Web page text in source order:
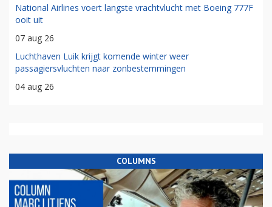
National Airlines voert langste vrachtvlucht met Boeing 777F
ooit uit
07 aug 26
Luchthaven Luik krijgt komende winter weer
passagiersvluchten naar zonbestemmingen
04 aug 26
COLUMNS